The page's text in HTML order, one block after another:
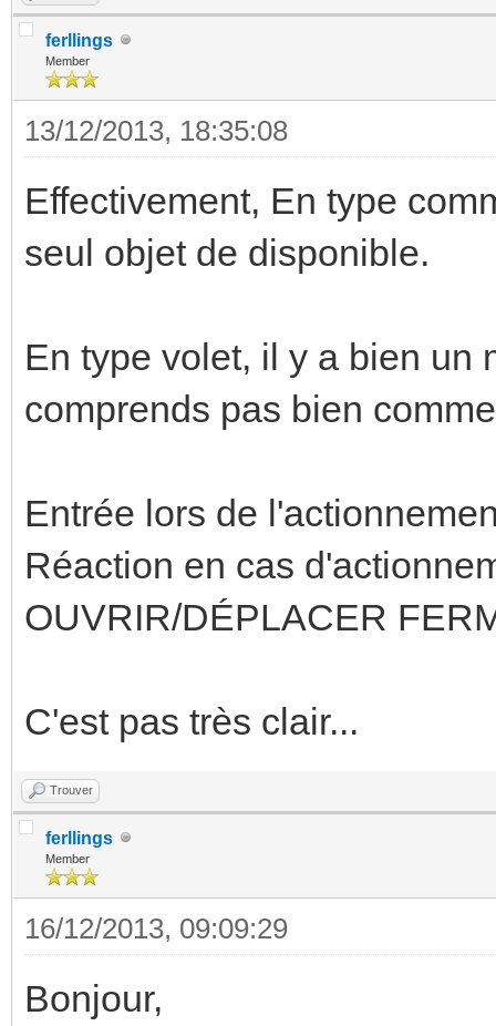
ferllings
Member
13/12/2013, 18:35:08
Effectivement, En type
seul objet de disponible.
En type volet, il y a bien un
comprends pas bien
Entrée lors de
Réaction en cas
OUVRIR/DÉPLACER
C'est pas très clair...
Trouver
ferllings
Member
16/12/2013, 09:09:29
Bonjour,